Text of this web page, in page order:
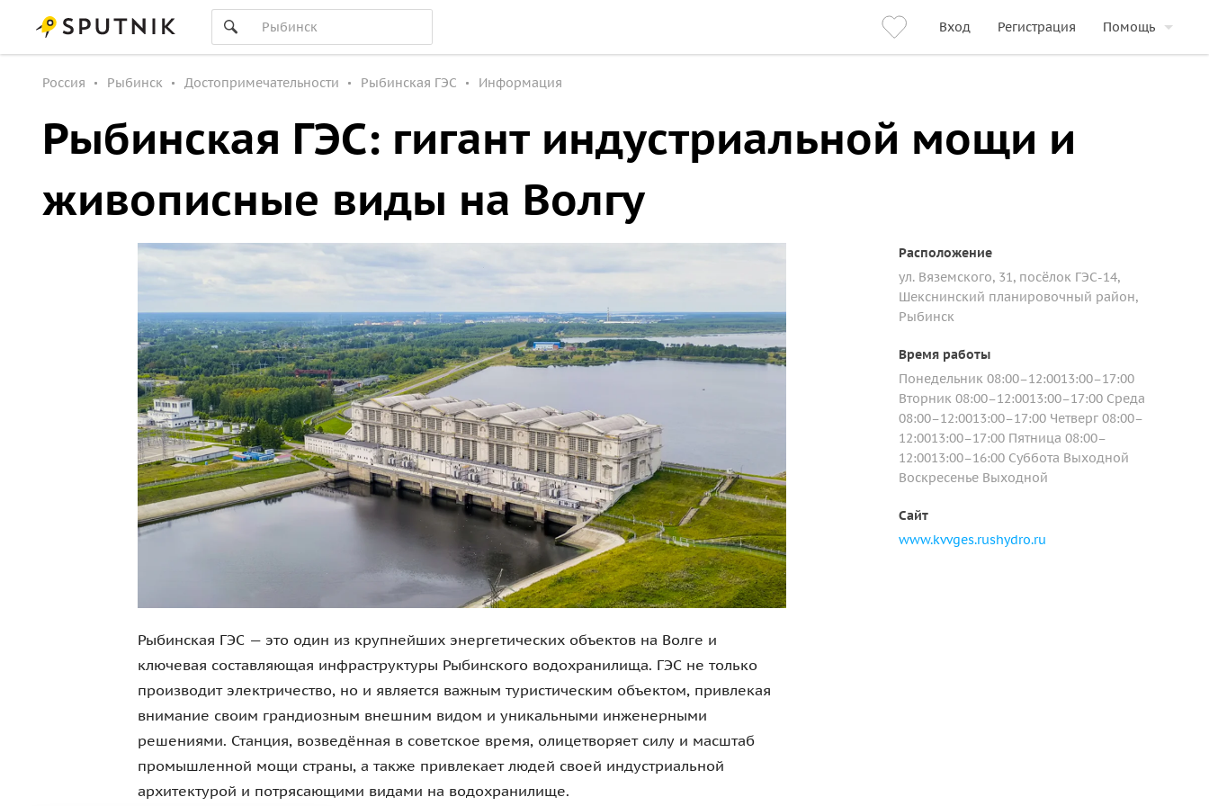
Вход Регистрация Помощь
Россия Рыбинск Достопримечательности Рыбинская ГЭС Информация
Рыбинская ГЭС: гигант индустриальной мощи и
живописные виды на Волгу
Рыбинская ГЭС — это один из крупнейших энергетических объектов на Волге и
ключевая составляющая инфраструктуры Рыбинского водохранилища. ГЭС не только
производит электричество, но и является важным туристическим объектом, привлекая
внимание своим грандиозным внешним видом и уникальными инженерными
решениями. Станция, возведённая в советское время, олицетворяет силу и масштаб
промышленной мощи страны, а также привлекает людей своей индустриальной
архитектурой и потрясающими видами на водохранилище.
Расположение
ул. Вяземского, 31, посёлок ГЭС-14,
Шекснинский планировочный район,
Рыбинск
Время работы
Понедельник 08:00–12:0013:00–17:00
Вторник 08:00–12:0013:00–17:00 Среда
08:00–12:0013:00–17:00 Четверг 08:00–
12:0013:00–17:00 Пятница 08:00–
12:0013:00–16:00 Суббота Выходной
Воскресенье Выходной
Сайт
www.kvvges.rushydro.ru